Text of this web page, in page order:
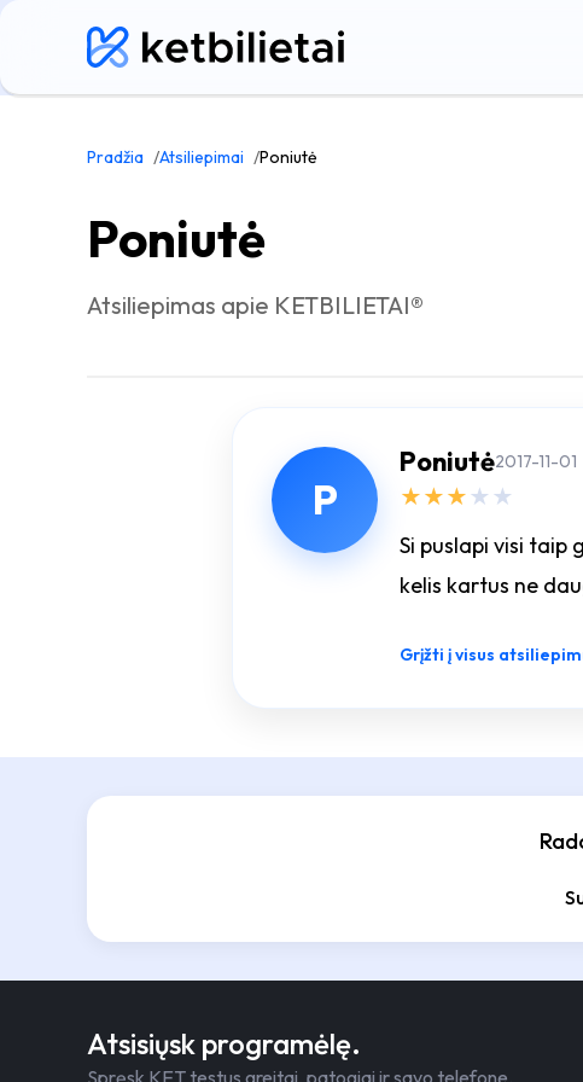
Pradžia Atsiliepimai Poniutė
Poniutė
Atsiliepimas apie KETBILIETAI®
P
Poniutė2017-11-01
★★★★ ★
Si puslapi visi taip
kelis kartus ne
Grįžti į visus
Atsisiųsk programėlę.
Spręsk KET testus greitai, patogiai ir savo telefone.